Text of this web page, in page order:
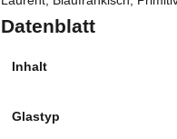
Datenblatt
Inhalt
Glastyp